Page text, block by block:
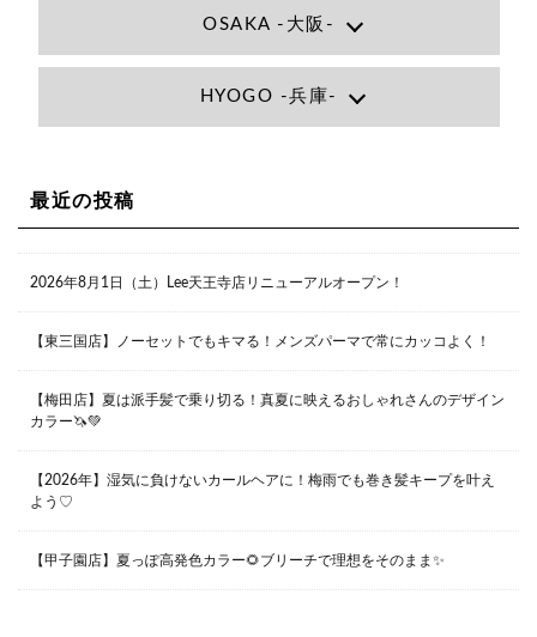
OSAKA -大阪-
大阪府大阪市北区小松原町1-27梅田エビスビル7F
Lee京橋店
大阪府大阪市都島区東野田町２丁目９－２３ 晃進ビル2F
ビル1F
Lee四ツ橋店
HYOGO -兵庫-
兵庫県西宮市甲子園九番町1-2 フラットライフワーク1F
最近の投稿
2026年8月1日（土）Lee天王寺店リニューアルオープン！
【東三国店】ノーセットでもキマる！メンズパーマで常にカッコよく！
【梅田店】夏は派手髪で乗り切る！真夏に映えるおしゃれさんのデザイン
カラー🦄💚
【2026年】湿気に負けないカールヘアに！梅雨でも巻き髪キープを叶え
よう♡
【甲子園店】夏っぽ高発色カラー🌻ブリーチで理想をそのまま✨